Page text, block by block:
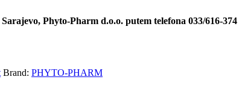
Phyto-Pharm d.o.o. putem telefona 033/616-374
Brand: PHYTO-PHARM